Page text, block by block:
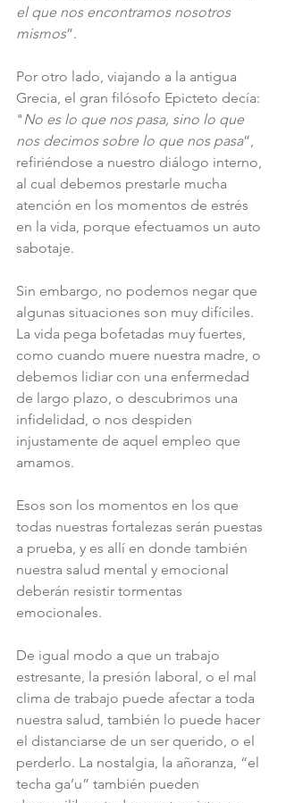
el que nos encontramos nosotros
mismos”.
Por otro lado, viajando a la antigua
Grecia, el gran filósofo Epicteto decía:
" No es lo que nos pasa, sino lo que
nos decimos sobre lo que nos pasa”,
refiriéndose a nuestro diálogo interno,
al cual debemos prestarle mucha
atención en los momentos de estrés
en la vida, porque efectuamos un auto
sabotaje.
Sin embargo, no podemos negar que
algunas situaciones son muy difíciles.
La vida pega bofetadas muy fuertes,
como cuando muere nuestra madre, o
debemos lidiar con una enfermedad
de largo plazo, o descubrimos una
infidelidad, o nos despiden
injustamente de aquel empleo que
amamos.
Esos son los momentos en los que
todas nuestras fortalezas serán puestas
a prueba, y es allí en donde también
nuestra salud mental y emocional
deberán resistir tormentas
emocionales.
De igual modo a que un trabajo
estresante, la presión laboral, o el mal
clima de trabajo puede afectar a toda
nuestra salud, también lo puede hacer
el distanciarse de un ser querido, o el
perderlo. La nostalgia, la añoranza, “el
techa ga’u” también pueden